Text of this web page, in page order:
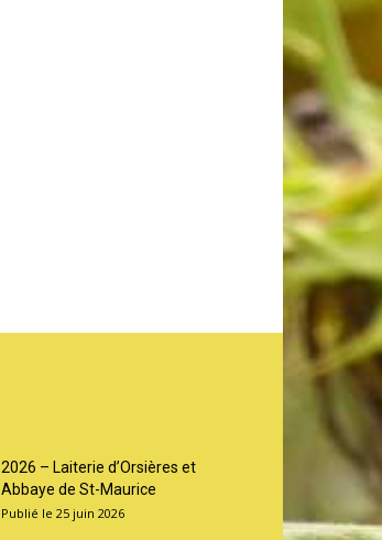
2026 – Laiterie d’Orsières et
Abbaye de St-Maurice
25 juin 2026